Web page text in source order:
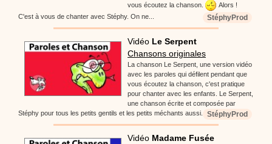
vous écoutez la chanson.
Alors !
C'est à vous de chanter avec Stéphy. On ne...
StéphyProd
Vidéo Le Serpent
Chansons originales
La chanson Le Serpent, une version vidéo
avec les paroles qui défilent pendant que
vous écoutez la chanson, c'est pratique
pour chanter avec les enfants. Le Serpent,
une chanson écrite et composée par
Stéphy pour tous les petits gentils et les petits méchants aussi.
StéphyProd
Vidéo Madame Fusée